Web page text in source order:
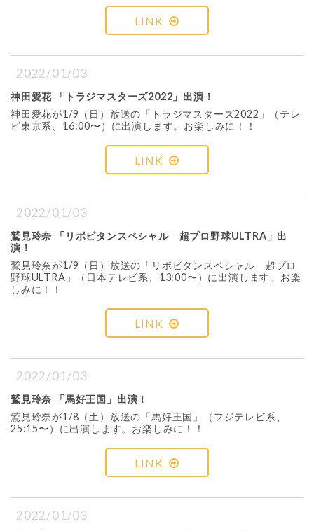
LINK
2022/01/03
神田愛花 「トラジマスターズ2022」出演！
神田愛花が1/9（日）放送の「トラジマスターズ2022」（テレ
ビ東京系、16:00〜）に出演します。お楽しみに！！
LINK
2022/01/03
鷲見玲奈 「リポビタンスペシャル 超プロ野球ULTRA」出
演！
鷲見玲奈が1/9（日）放送の「リポビタンスペシャル 超プロ
野球ULTRA」（日本テレビ系、13:00〜）に出演します。お楽
しみに！！
LINK
2022/01/03
鷲見玲奈 「馬好王国」出演！
鷲見玲奈が1/8（土）放送の「馬好王国」（フジテレビ系、
25:15〜）に出演します。お楽しみに！！
LINK
2022/01/03